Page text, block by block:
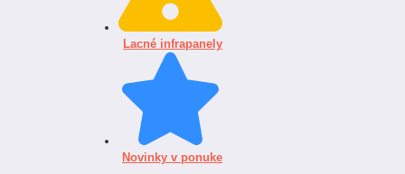
Lacné infrapanely
Novinky v ponuke